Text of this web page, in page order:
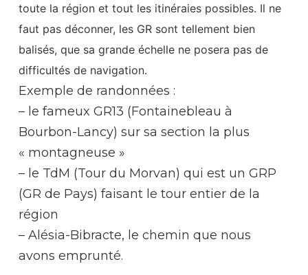
toute la région et tout les itinéraies possibles. Il ne
faut pas déconner, les GR sont tellement bien
balisés, que sa grande échelle ne posera pas de
difficultés de navigation.
Exemple de randonnées :
– le fameux GR13 (Fontainebleau à
Bourbon-Lancy) sur sa section la plus
« montagneuse »
– le TdM (Tour du Morvan) qui est un GRP
(GR de Pays) faisant le tour entier de la
région
– Alésia-Bibracte, le chemin que nous
avons emprunté.